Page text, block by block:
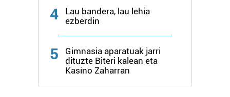
4
Lau bandera, lau lehia
ezberdin
5
Gimnasia aparatuak jarri
dituzte Biteri kalean eta
Kasino Zaharran